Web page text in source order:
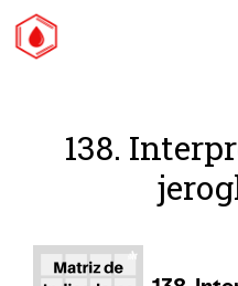
Saltar
contenido
138.